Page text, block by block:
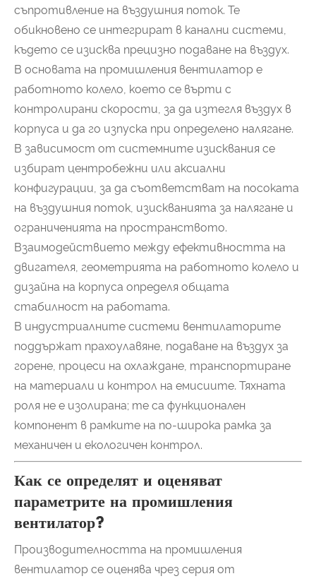
съпротивление на въздушния поток. Те
обикновено се интегрират в канални системи,
където се изисква прецизно подаване на въздух.
В основата на промишления вентилатор е
работното колело, което се върти с
контролирани скорости, за да изтегля въздух в
корпуса и да го изпуска при определено налягане.
В зависимост от системните изисквания се
избират центробежни или аксиални
конфигурации, за да съответстват на посоката
на въздушния поток, изискванията за налягане и
ограниченията на пространството.
Взаимодействието между ефективността на
двигателя, геометрията на работното колело и
дизайна на корпуса определя общата
стабилност на работата.
В индустриалните системи вентилаторите
поддържат прахоулавяне, подаване на въздух за
горене, процеси на охлаждане, транспортиране
на материали и контрол на емисиите. Тяхната
роля не е изолирана; те са функционален
компонент в рамките на по-широка рамка за
механичен и екологичен контрол.
Как се определят и оценяват
параметрите на промишления
вентилатор?
Производителността на промишления
вентилатор се оценява чрез серия от